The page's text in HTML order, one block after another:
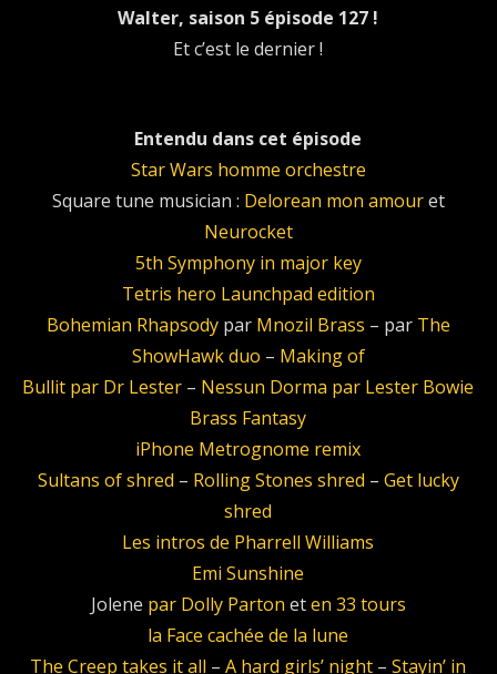
Walter, saison 5 épisode 127 !
Et c’est le dernier !
Entendu dans cet épisode
Star Wars homme orchestre
Square tune musician : Delorean mon amouret
Neurocket
5th Symphony in major key
Tetris hero Launchpad edition
Bohemian Rhapsodypar Mnozil Brass – par The
ShowHawk duo – Making of
Bullit par Dr Lester – Nessun Dorma par Lester Bowie
Brass Fantasy
iPhone Metrognome remix
Sultans of shred – Rolling Stones shred – Get lucky
shred
Les intros de Pharrell Williams
Emi Sunshine
Jolene par Dolly Parton eten 33 tours
la Face cachée de la lune
The Creep takes it all –A hard girls’ night –Stayin’ in